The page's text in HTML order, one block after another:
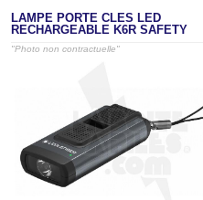
LAMPE PORTE CLÉS LED
RECHARGEABLE K6R SAFETY
"Photo non contractuelle"